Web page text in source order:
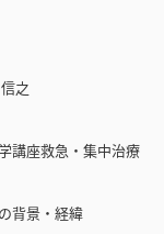
之
講座救急・集中治療
背景・経緯